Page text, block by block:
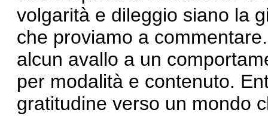
volgarità e dileggio siano la
che proviamo a
alcun avallo a un
per modalità e contenuto.
gratitudine verso un mondo